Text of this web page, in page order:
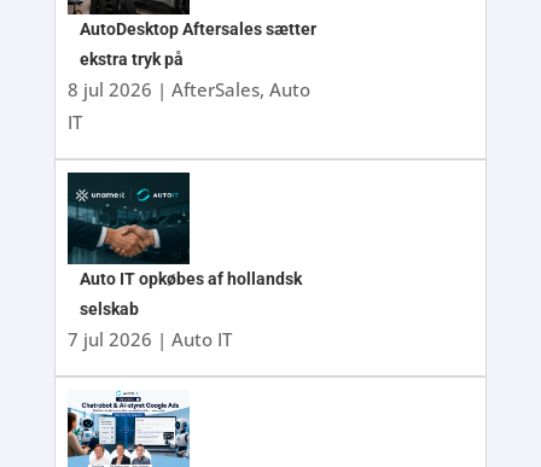
AutoDesktop Aftersales sætter
ekstra tryk på
8 jul 2026 | AfterSales, Auto
IT
Auto IT opkøbes af hollandsk
selskab
7 jul 2026 | Auto IT